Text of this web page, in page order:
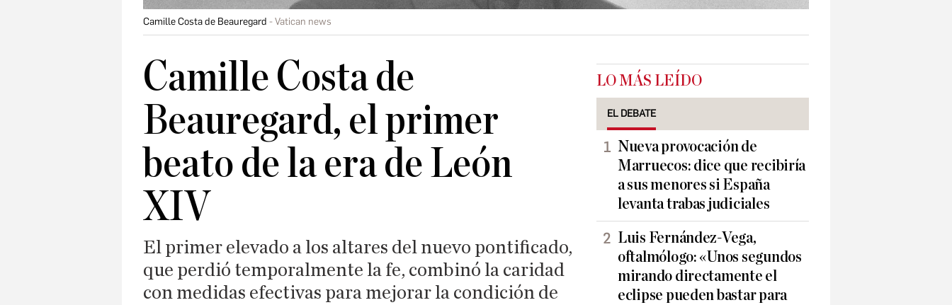
Camille Costa de Beauregard Vatican news
Camille Costa de
Beauregard, el primer
beato de la era de León
XIV
El primer elevado a los altares del nuevo pontificado,
que perdió temporalmente la fe, combinó la caridad
con medidas efectivas para mejorar la condición de
LO MÁS LEÍDO
EL DEBATE
Nueva provocación de
Marruecos: dice que recibiría
a sus menores si España
levanta trabas judiciales
Luis Fernández-Vega,
oftalmólogo: «Unos segundos
mirando directamente el
eclipse pueden bastar para